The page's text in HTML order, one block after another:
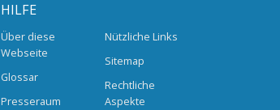
HILFE
Über diese
Webseite
Glossar
Presseraum
Nützliche Links
Sitemap
Rechtliche
Aspekte